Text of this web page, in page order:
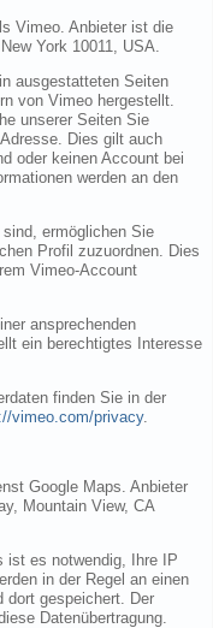
Vimeo. Anbieter ist die
York 10011, USA.
ausgestatteten Seiten
von Vimeo hergestellt.
unserer Seiten Sie
Dies gilt auch
oder keinen Account bei
werden an den
ermöglichen Sie
Profil zuzuordnen. Dies
Vimeo-Account
ansprechenden
ein berechtigtes Interesse
finden Sie in der
vimeo.com/privacy.
Google Maps. Anbieter
Mountain View, CA
ist es notwendig, Ihre IP
in der Regel an einen
dort gespeichert. Der
Datenübertragung.